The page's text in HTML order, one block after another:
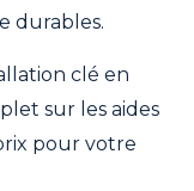
durables.
clé en
sur les aides
pour votre